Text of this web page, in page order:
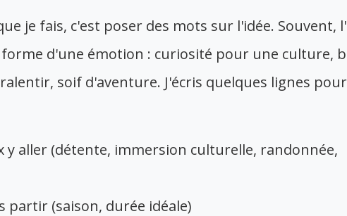
je fais, c'est poser des mots sur l'idée. Souvent,
d'une émotion : curiosité pour une culture,
soif d'aventure. J'écris quelques lignes pour
y aller (détente, immersion culturelle, randonnée,
partir (saison, durée idéale)